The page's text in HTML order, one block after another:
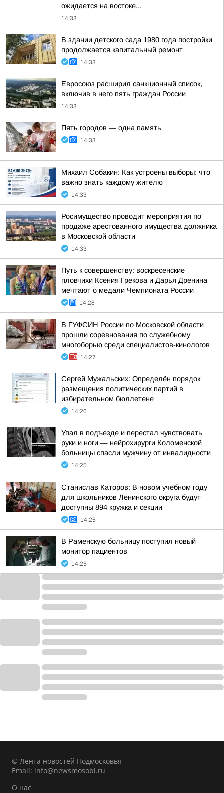
ожидается на востоке...
14:33
В здании детского сада 1980 года постройки
продолжается капитальный ремонт
14:33
Евросоюз расширил санкционный список,
включив в него пять граждан России
14:33
Пять городов — одна память
14:33
Михаил Собакин: Как устроены выборы: что
важно знать каждому жителю
14:33
Росимущество проводит мероприятия по
продаже арестованного имущества должника
в Московской области
14:33
Путь к совершенству: воскресенские
пловчихи Ксения Грекова и Дарья Дренина
мечтают о медали Чемпионата России
14:28
В ГУФСИН России по Московской области
прошли соревнования по служебному
многоборью среди специалистов-кинологов
14:27
Сергей Мужальских: Определён порядок
размещения политических партий в
избирательном бюллетене
14:26
Упал в подъезде и перестал чувствовать
руки и ноги — нейрохирурги Коломенской
больницы спасли мужчину от инвалидности
14:25
Станислав Каторов: В новом учебном году
для школьников Ленинского округа будут
доступны 894 кружка и секции
14:25
В Раменскую больницу поступил новый
монитор пациентов
14:25
© Лента новостей Подмосковья
Email: info@newsmosobl.ru
О нас